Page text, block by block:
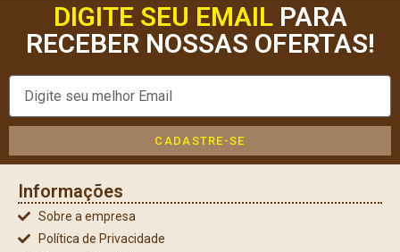
DIGITE SEU EMAILPARA
RECEBER NOSSAS OFERTAS!
CADASTRE-SE
Informações
Sobre a empresa
Política de Privacidade